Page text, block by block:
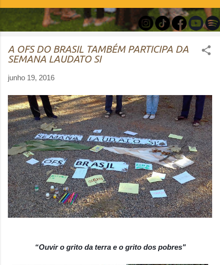
A OFS DO BRASIL TAMBÉM PARTICIPA DA
SEMANA LAUDATO SI
junho 19, 2016
“Ouvir o grito da terra e o grito dos pobres"